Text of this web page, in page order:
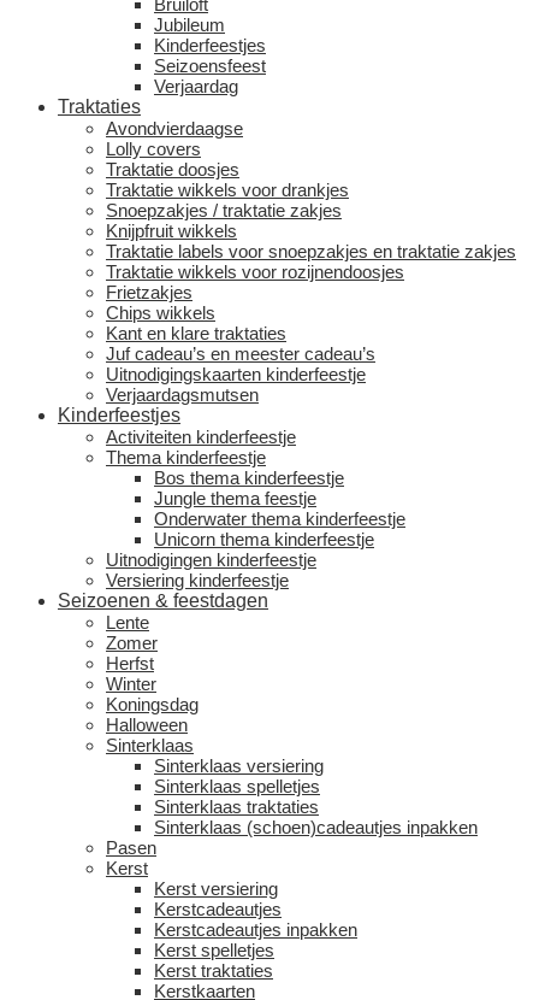
Bruiloft
Jubileum
Kinderfeestjes
Seizoensfeest
Verjaardag
Traktaties
Avondvierdaagse
Lolly covers
Traktatie doosjes
Traktatie wikkels voor drankjes
Snoepzakjes / traktatie zakjes
Knijpfruit wikkels
Traktatie labels voor snoepzakjes en traktatie zakjes
Traktatie wikkels voor rozijnendoosjes
Frietzakjes
Chips wikkels
Kant en klare traktaties
Juf cadeau’s en meester cadeau’s
Uitnodigingskaarten kinderfeestje
Verjaardagsmutsen
Kinderfeestjes
Activiteiten kinderfeestje
Thema kinderfeestje
Bos thema kinderfeestje
Jungle thema feestje
Onderwater thema kinderfeestje
Unicorn thema kinderfeestje
Uitnodigingen kinderfeestje
Versiering kinderfeestje
Seizoenen & feestdagen
Lente
Zomer
Herfst
Winter
Koningsdag
Halloween
Sinterklaas
Sinterklaas versiering
Sinterklaas spelletjes
Sinterklaas traktaties
Sinterklaas (schoen)cadeautjes inpakken
Pasen
Kerst
Kerst versiering
Kerstcadeautjes
Kerstcadeautjes inpakken
Kerst spelletjes
Kerst traktaties
Kerstkaarten